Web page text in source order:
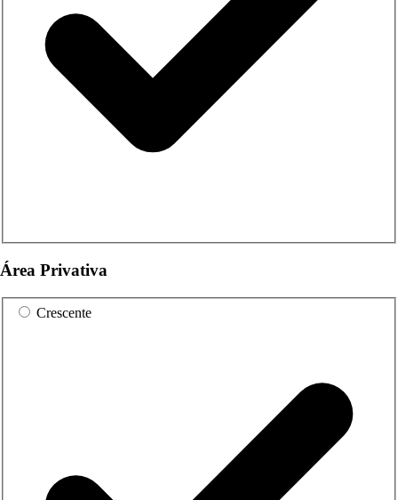
Área Privativa
Crescente